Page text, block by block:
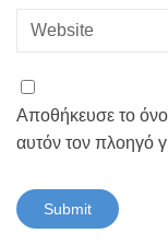
Αποθήκευσε το
αυτόν τον πλοηγό